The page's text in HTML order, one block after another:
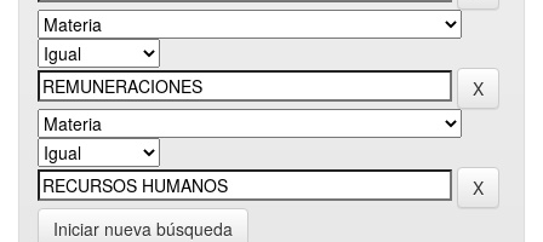
Iniciar nueva búsqueda